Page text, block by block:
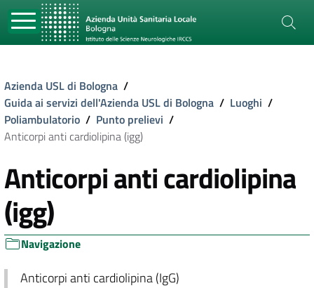
Azienda USL di Bologna /
Guida ai servizi dell'Azienda USL di Bologna / Luoghi /
Poliambulatorio / Punto prelievi /
Anticorpi anti cardiolipina (igg)
Anticorpi anti cardiolipina
(igg)
Navigazione
Anticorpi anti cardiolipina (IgG)